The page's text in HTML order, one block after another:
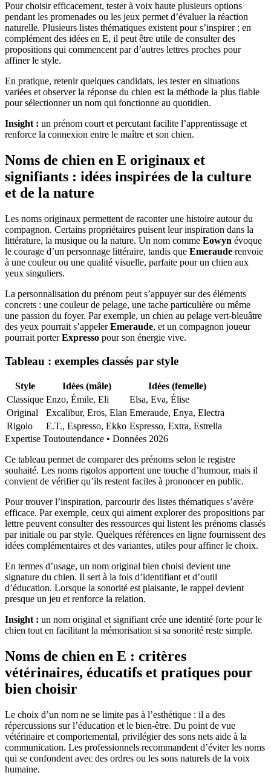
Pour choisir efficacement, tester à voix haute plusieurs options
pendant les promenades ou les jeux permet d’évaluer la réaction
naturelle. Plusieurs listes thématiques existent pour s’inspirer ; en
complément des idées en E, il peut être utile de consulter des
propositions qui commencent par d’autres lettres proches pour
affiner le style.
En pratique, retenir quelques candidats, les tester en situations
variées et observer la réponse du chien est la méthode la plus fiable
pour sélectionner un nom qui fonctionne au quotidien.
Insight : un prénom court et percutant facilite l’apprentissage et
renforce la connexion entre le maître et son chien.
Noms de chien en E originaux et
signifiants : idées inspirées de la culture
et de la nature
Les noms originaux permettent de raconter une histoire autour du
compagnon. Certains propriétaires puisent leur inspiration dans la
littérature, la musique ou la nature. Un nom comme Eowyn évoque
le courage d’un personnage littéraire, tandis que Emeraude renvoie
à une couleur ou une qualité visuelle, parfaite pour un chien aux
yeux singuliers.
La personnalisation du prénom peut s’appuyer sur des éléments
concrets : une couleur de pelage, une tache particulière ou même
une passion du foyer. Par exemple, un chien au pelage vert-bleuâtre
des yeux pourrait s’appelerEmeraude, et un compagnon joueur
pourrait porterExpresso pour son énergie vive.
Tableau : exemples classés par style
Style Idées (mâle)
Idées (femelle)
Classique Enzo, Émile, Eli
Elsa, Eva, Élise
Original
Excalibur, Eros, Elan Emeraude, Enya, Electra
Rigolo
E.T., Espresso, Ekko Espresso, Extra, Estrella
Expertise Toutoutendance • Données 2026
Ce tableau permet de comparer des prénoms selon le registre
souhaité. Les noms rigolos apportent une touche d’humour, mais il
convient de vérifier qu’ils restent faciles à prononcer en public.
Pour trouver l’inspiration, parcourir des listes thématiques s’avère
efficace. Par exemple, ceux qui aiment explorer des propositions par
lettre peuvent consulter des ressources qui listent les prénoms classés
par initiale ou par style. Quelques références en ligne fournissent des
idées complémentaires et des variantes, utiles pour affiner le choix.
En termes d’usage, un nom original bien choisi devient une
signature du chien. Il sert à la fois d’identifiant et d’outil
d’éducation. Lorsque la sonorité est plaisante, le rappel devient
presque un jeu et renforce la relation.
Insight : un nom original et signifiant crée une identité forte pour le
chien tout en facilitant la mémorisation si sa sonorité reste simple.
Noms de chien en E : critères
vétérinaires, éducatifs et pratiques pour
bien choisir
Le choix d’un nom ne se limite pas à l’esthétique : il a des
répercussions sur l’éducation et le bien-être. Du point de vue
vétérinaire et comportemental, privilégier des sons nets aide à la
communication. Les professionnels recommandent d’éviter les noms
qui se confondent avec des ordres ou les sons naturels de la voix
humaine.